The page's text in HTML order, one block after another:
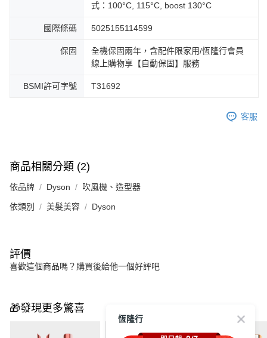
式：100°C, 115°C, boost 130°C
國際條碼 5025155114599
保固
全機保固兩年，含配件限家用/恆隆行會員
線上購物享【自動保固】服務
BSMI許可字號 T31692
客服
商品相關分類 (2)
依品牌 Dyson 吹風機、造型器
依類別 美髮美容 Dyson
評價
喜歡這個商品嗎？購買後給他一個好評吧
🎁發現更多驚喜
恆隆行